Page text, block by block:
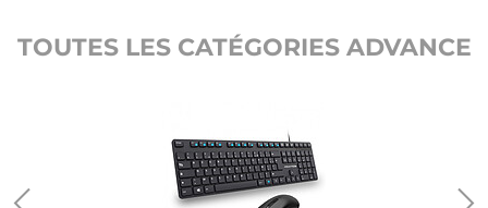
TOUTES LES CATÉGORIES ADVANCE